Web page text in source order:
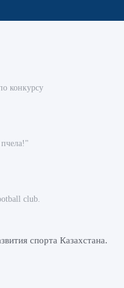
конкурсу
club.
спорта Казахстана.